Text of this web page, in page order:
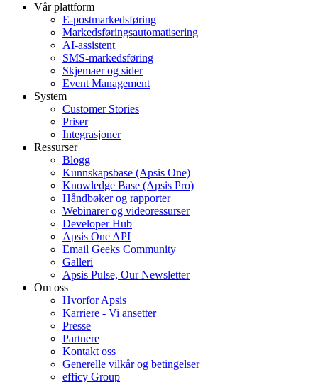
Vår plattform
E-postmarkedsføring
Markedsføringsautomatisering
AI-assistent
SMS-markedsføring
Skjemaer og sider
Event Management
System
Customer Stories
Priser
Integrasjoner
Ressurser
Blogg
Kunnskapsbase (Apsis One)
Knowledge Base (Apsis Pro)
Håndbøker og rapporter
Webinarer og videoressurser
Developer Hub
Apsis One API
Email Geeks Community
Galleri
Apsis Pulse, Our Newsletter
Om oss
Hvorfor Apsis
Karriere - Vi ansetter
Presse
Partnere
Kontakt oss
Generelle vilkår og betingelser
efficy Group